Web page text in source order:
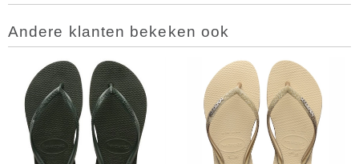
Andere klanten bekeken ook